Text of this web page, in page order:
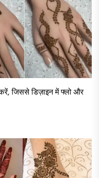
जिससे डिज़ाइन में फ्लो और